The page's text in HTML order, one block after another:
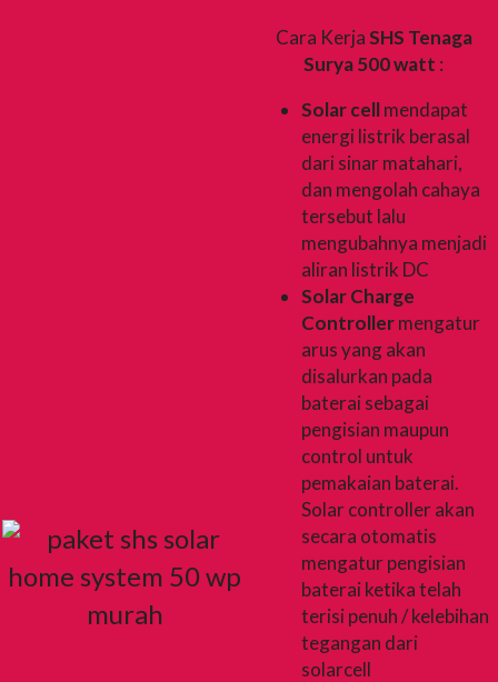
Cara KerjaSHS Tenaga
Surya 500 watt :
Solar cellmendapat
energi listrik berasal
dari sinar matahari,
dan mengolah cahaya
tersebut lalu
mengubahnya menjadi
aliran listrik DC
Solar Charge
Controllermengatur
arus yang akan
disalurkan pada
baterai sebagai
pengisian maupun
control untuk
pemakaian baterai.
Solar controller akan
secara otomatis
mengatur pengisian
baterai ketika telah
terisi penuh / kelebihan
tegangan dari
solarcell